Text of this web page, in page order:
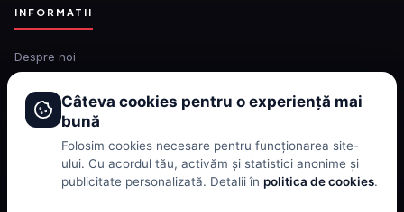
INFORMATII
Despre noi
Contact
Politica de cookies
Termeni si conditii
Câteva cookies pentru o experiență mai
bună
Folosim cookies necesare pentru funcționarea site-
ului. Cu acordul tău, activăm și statistici anonime și
publicitate personalizată. Detalii în politica de cookies.